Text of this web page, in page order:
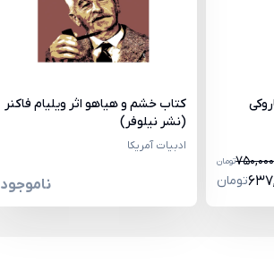
تومان750,000
تومان
کتاب خشم و هیاهو اثر ویلیام فاکنر
(نشر نیلوفر)
ادبیات آمریکا
ناموجود